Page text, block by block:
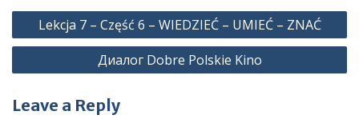
Post
navigation
Lekcja 7 – Część 6 – WIEDZIEĆ – UMIEĆ – ZNAĆ
Диалог Dobre Polskie Kino
Leave a Reply